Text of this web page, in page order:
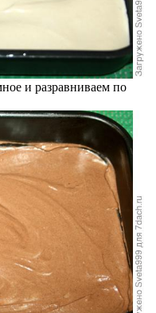
и разравниваем по